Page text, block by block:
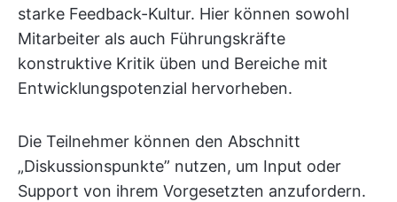
starke Feedback-Kultur. Hier können sowohl
Mitarbeiter als auch Führungskräfte
konstruktive Kritik üben und Bereiche mit
Entwicklungspotenzial hervorheben.
Die Teilnehmer können den Abschnitt
„Diskussionspunkte” nutzen, um Input oder
Support von ihrem Vorgesetzten anzufordern.